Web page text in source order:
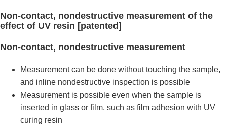
Non-contact, nondestructive measurement of the
effect of UV resin [patented]
Non-contact, nondestructive measurement
Measurement can be done without touching the sample,
and inline nondestructive inspection is possible
Measurement is possible even when the sample is
inserted in glass or film, such as film adhesion with UV
curing resin